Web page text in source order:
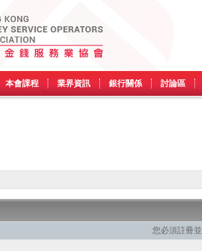
本會課程 業界資訊 銀行關係 討論區
您必須註冊